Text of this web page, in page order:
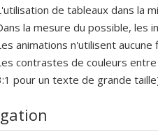
de tableaux dans la
la mesure du possible, les
animations n'utilisent
contrastes de couleurs
pour un texte de grande